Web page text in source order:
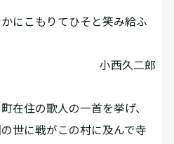
にこもりてひそと笑み給ふ
小西久二郎
在住の歌人の一首を挙げ、
世に戦がこの村に及んで寺